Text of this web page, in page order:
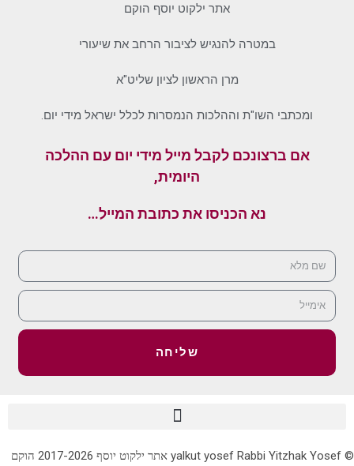
אתר ילקוט יוסף הוקם
במטרה להנגיש לציבור הרחב את שיעורי
מרן הראשון לציון שליט"א
ומכתבי השו"ת וההלכות הנמסרות לכלל ישראל מידי יום.
אם ברצונכם לקבל מייל מידי יום עם ההלכה
היומית,
נא הכניסו את כתובת המייל…
שליחה
© yalkut yosef Rabbi Yitzhak Yosef אתר ילקוט יוסף 2017-2026 הוקם